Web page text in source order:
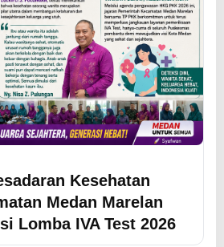
Kesehatan
Medan Marelan
Lomba IVA Test 2026